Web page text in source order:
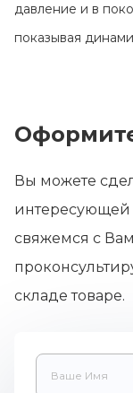
давление и в
показывая
Вы можете
свяжемся с
складе товаре.